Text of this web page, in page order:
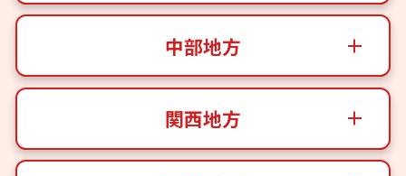
中部地方
関西地方